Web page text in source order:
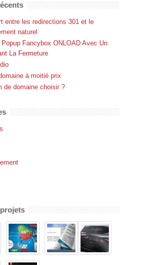
entre les redirections 301 et le
naturel
Popup Fancybox ONLOAD Avec Un
La Fermeture
à moitié prix
de domaine choisir ?